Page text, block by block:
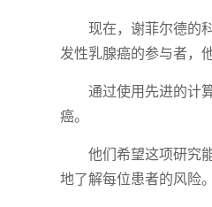
现在，谢菲尔德的
发性乳腺癌的参与者，
通过使用先进的计
癌。
他们希望这项研究
地了解每位患者的风险